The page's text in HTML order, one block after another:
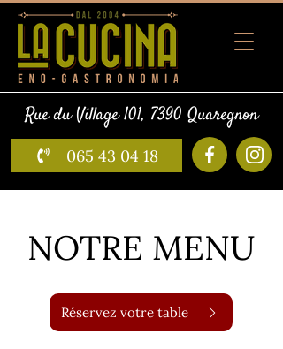
Rue du Village 101, 7390 Quaregnon
065 43 04 18
NOTRE MENU
Réservez votre table